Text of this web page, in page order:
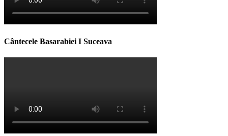
Cântecele Basarabiei I Suceava